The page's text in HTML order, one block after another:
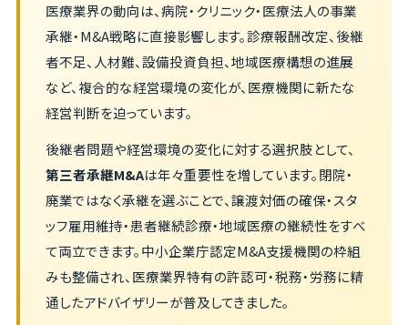
医療業界の動向は、病院・クリニック・医療法人の事業
承継・M&A戦略に直接影響します。診療報酬改定、後継
者不足、人材難、設備投資負担、地域医療構想の進展
など、複合的な経営環境の変化が、医療機関に新たな
経営判断を迫っています。
後継者問題や経営環境の変化に対する選択肢として、
第三者承継M&Aは年々重要性を増しています。閉院・
廃業ではなく承継を選ぶことで、譲渡対価の確保・スタ
ッフ雇用維持・患者継続診療・地域医療の継続性をすべ
て両立できます。中小企業庁認定M&A支援機関の枠組
みも整備され、医療業界特有の許認可・税務・労務に精
通したアドバイザリーが普及してきました。